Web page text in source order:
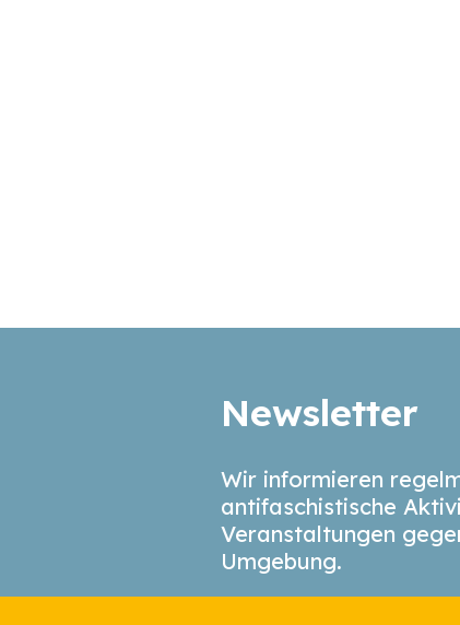
Newsletter
Wir informieren
antifaschistische
Veranstaltungen
Umgebung.